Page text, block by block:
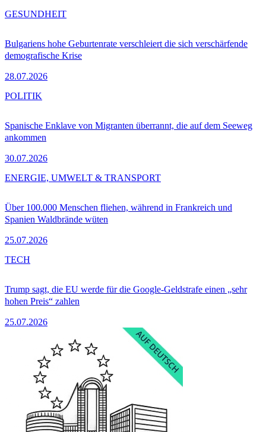
Bulgariens hohe Geburtenrate verschleiert die sich verschärfende
demografische Krise
28.07.2026
GESUNDHEIT
Spanische Enklave von Migranten überrannt, die auf dem Seeweg
ankommen
30.07.2026
POLITIK
Über 100.000 Menschen fliehen, während in Frankreich und
Spanien Waldbrände wüten
25.07.2026
ENERGIE, UMWELT & TRANSPORT
Trump sagt, die EU werde für die Google-Geldstrafe einen „sehr
hohen Preis“ zahlen
25.07.2026
TECH